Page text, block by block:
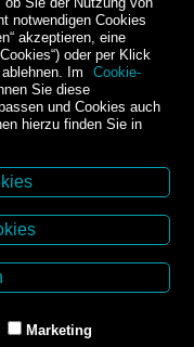
2
notwendigen Cookies
akzeptieren, eine
oder per Klick
Im
Cookie-
Sie diese
und Cookies auch
hierzu finden Sie in
Marketing